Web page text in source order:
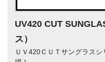
UV420 CUT
ス）
ＵＶ420ＣＵＴサングラス